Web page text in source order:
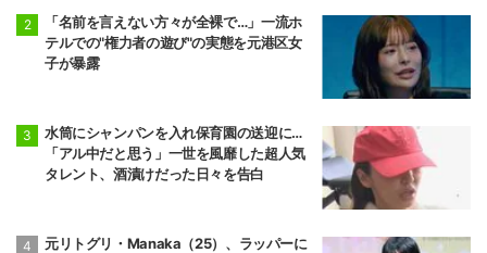
「名前を言えない方々が全裸で…」一流ホ
テルでの"権力者の遊び"の実態を元港区女
子が暴露
水筒にシャンパンを入れ保育園の送迎に…
「アル中だと思う」一世を風靡した超人気
タレント、酒漬けだった日々を告白
元リトグリ・Manaka（25）、ラッパーに